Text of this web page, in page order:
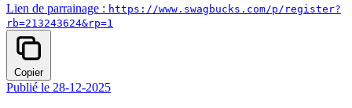
Lien de parrainage : https://www.swagbucks.com/p/register?
rb=213243624&rp=1
Copier
Publié le 28-12-2025